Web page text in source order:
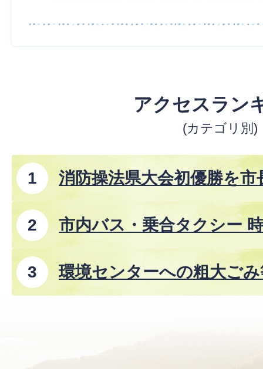
アクセスラン
(カテゴリ別)
消防操法県大会初優勝を市
市内バス・乗合タクシー
8年8月1日改正)
環境センターへの粗大ご